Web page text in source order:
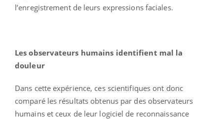
l’enregistrement de leurs expressions faciales.
Les observateurs humains identifient mal la
douleur
Dans cette expérience, ces scientifiques ont donc
comparé les résultats obtenus par des observateurs
humains et ceux de leur logiciel de reconnaissance